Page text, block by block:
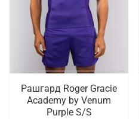
Рашгард Roger Gracie
Academy by Venum
Purple S/S